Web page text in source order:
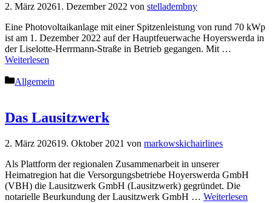
2. März 20261. Dezember 2022 von stelladembny
Eine Photovoltaikanlage mit einer Spitzenleistung von rund 70 kWp
ist am 1. Dezember 2022 auf der Hauptfeuerwache Hoyerswerda in
der Liselotte-Herrmann-Straße in Betrieb gegangen. Mit …
Weiterlesen
Kategorien
Allgemein
Das Lausitzwerk
2. März 202619. Oktober 2021 von markowskichairlines
Als Plattform der regionalen Zusammenarbeit in unserer
Heimatregion hat die Versorgungsbetriebe Hoyerswerda GmbH
(VBH) die Lausitzwerk GmbH (Lausitzwerk) gegründet. Die
notarielle Beurkundung der Lausitzwerk GmbH … Weiterlesen